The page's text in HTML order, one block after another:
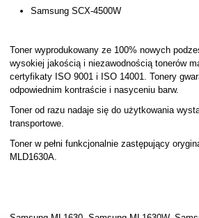
Samsung SCX-4500W
Toner wyprodukowany ze 100% nowych
wysokiej jakością i niezawodnością tonerów
certyfikaty ISO 9001 i ISO 14001. Tonery
odpowiednim kontraście i nasyceniu barw.
Toner od razu nadaje się do użytkowania
transportowe.
Toner w pełni funkcjonalnie zastępujący
MLD1630A.